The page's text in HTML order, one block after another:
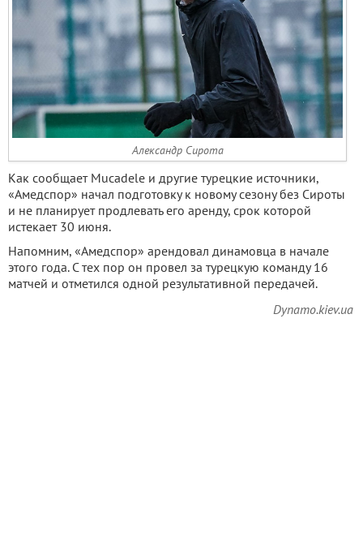
Александр Сирота
Как сообщает Mucadele и другие турецкие источники,
«Амедспор» начал подготовку к новому сезону без Сироты
и не планирует продлевать его аренду, срок которой
истекает 30 июня.
Напомним, «Амедспор» арендовал динамовца в начале
этого года. С тех пор он провел за турецкую команду 16
матчей и отметился одной результативной передачей.
Dynamo.kiev.ua